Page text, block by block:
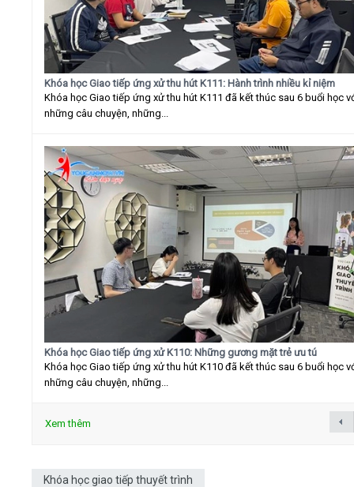
Khóa học Giao tiếp ứng xử thu hút K111: Hành trình nhiều kỉ niệm
Khóa học Giao tiếp ứng xử thu hút K111 đã kết thúc sau 6 buổi học
những câu chuyện, những...
Khóa học Giao tiếp ứng xử K110: Những gương mặt trẻ ưu tú
Khóa học Giao tiếp ứng xử thu hút K110 đã kết thúc sau 6 buổi học
những câu chuyện, những...
Xem thêm
Khóa học giao tiếp thuyết trình